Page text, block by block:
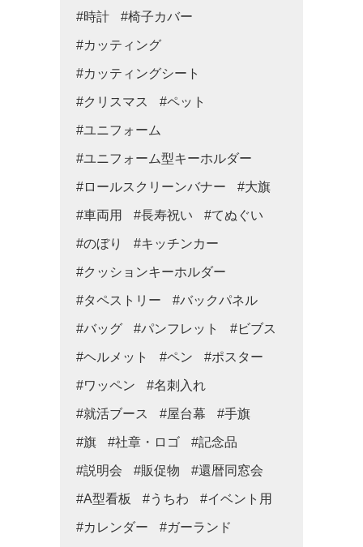
#時計 #椅子カバー
#カッティング
#カッティングシート
#クリスマス #ペット
#ユニフォーム
#ユニフォーム型キーホルダー
#ロールスクリーンバナー #大旗
#車両用 #長寿祝い #てぬぐい
#のぼり #キッチンカー
#クッションキーホルダー
#タペストリー #バックパネル
#バッグ #パンフレット #ビブス
#ヘルメット #ペン #ポスター
#ワッペン #名刺入れ
#就活ブース #屋台幕 #手旗
#旗 #社章・ロゴ #記念品
#説明会 #販促物 #還暦同窓会
#A型看板 #うちわ #イベント用
#カレンダー #ガーランド